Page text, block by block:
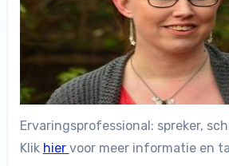
Ervaringsprofessional: spreker,
Klik hier voor meer informatie en